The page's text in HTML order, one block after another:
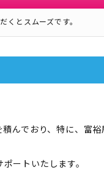
とスムーズです。
んでおり、特に、富
ートいたします。